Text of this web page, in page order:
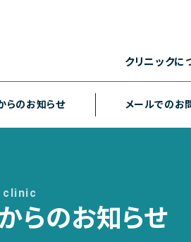
クリニックに
お知
[受付 平日 11～13時、14～18時]
らのお知らせ メールでのお
らのお知らせ